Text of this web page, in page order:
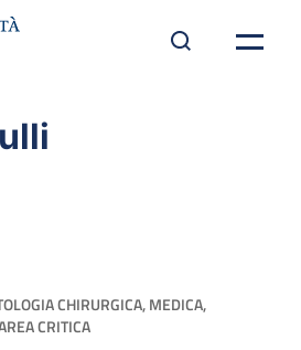
CHIRURGICA, MEDICA,
CRITICA